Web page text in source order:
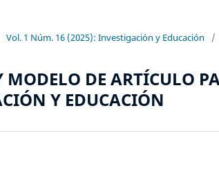
Vol. 1 Núm. 16 (2025): Investigación y Educación /
MODELO DE ARTÍCULO
Y EDUCACIÓN